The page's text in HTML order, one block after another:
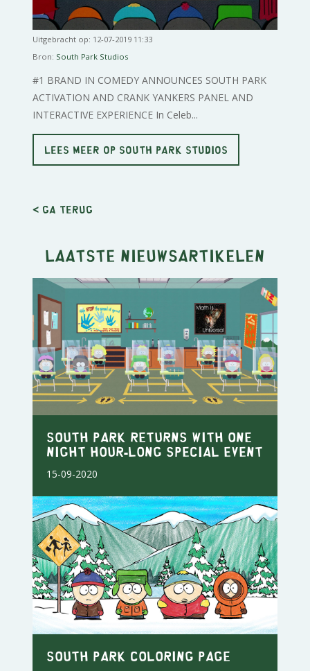
Uitgebracht op: 12-07-2019 11:33
Bron: South Park Studios
#1 BRAND IN COMEDY ANNOUNCES SOUTH PARK
ACTIVATION AND CRANK YANKERS PANEL AND
INTERACTIVE EXPERIENCE In Celeb...
LEES MEER OP SOUTH PARK STUDIOS
< Ga terug
Laatste nieuwsartikelen
SOUTH PARK RETURNS WITH ONE
NIGHT HOUR-LONG SPECIAL EVENT
15-09-2020
South Park Coloring Page